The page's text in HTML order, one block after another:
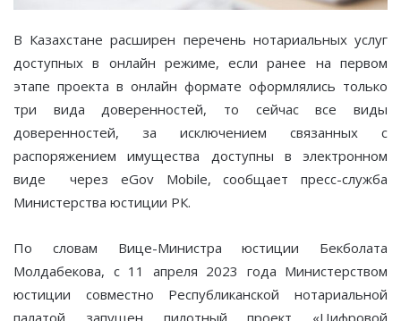
В Казахстане расширен перечень нотариальных услуг
доступных в онлайн режиме, если ранее на первом
этапе проекта в онлайн формате оформлялись только
три вида доверенностей, то сейчас все виды
доверенностей, за исключением связанных с
распоряжением имущества доступны в электронном
виде через eGov Mobile, сообщает пресс-служба
Министерства юстиции РК.
По словам Вице-Министра юстиции Бекболата
Молдабекова, с 11 апреля 2023 года Министерством
юстиции совместно Республиканской нотариальной
палатой запущен пилотный проект «Цифровой